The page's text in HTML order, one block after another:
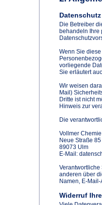
Datenschutz
Die Betreiber
behandeln Ihre
Wenn Sie
vorliegende
Sie erläutert
Wir weisen
Mail)
Dritte ist nicht
Hinweis zur
Die
Vollmer
Neue Straße 85
89073 Ulm
E-Mail:
anderen über
Namen, E-
Widerruf